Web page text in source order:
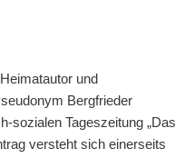
und
Bergfrieder
sozialen Tageszeitung „Das
versteht sich einerseits